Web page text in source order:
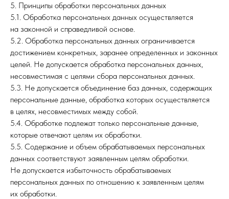
5. Принципы обработки персональных данных
5.1. Обработка персональных данных осуществляется
на законной и справедливой основе.
5.2. Обработка персональных данных ограничивается
достижением конкретных, заранее определенных и законных
целей. Не допускается обработка персональных данных,
несовместимая с целями сбора персональных данных.
5.3. Не допускается объединение баз данных, содержащих
персональные данные, обработка которых осуществляется
в целях, несовместимых между собой.
5.4. Обработке подлежат только персональные данные,
которые отвечают целям их обработки.
5.5. Содержание и объем обрабатываемых персональных
данных соответствуют заявленным целям обработки.
Не допускается избыточность обрабатываемых
персональных данных по отношению к заявленным целям
их обработки.